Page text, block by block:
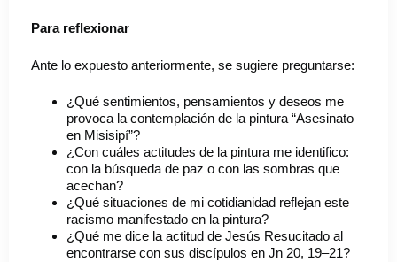
Para reflexionar
Ante lo expuesto anteriormente, se sugiere preguntarse:
¿Qué sentimientos, pensamientos y deseos me
provoca la contemplación de la pintura “Asesinato
en Misisipí”?
¿Con cuáles actitudes de la pintura me identifico:
con la búsqueda de paz o con las sombras que
acechan?
¿Qué situaciones de mi cotidianidad reflejan este
racismo manifestado en la pintura?
¿Qué me dice la actitud de Jesús Resucitado al
encontrarse con sus discípulos en Jn 20, 19–21?